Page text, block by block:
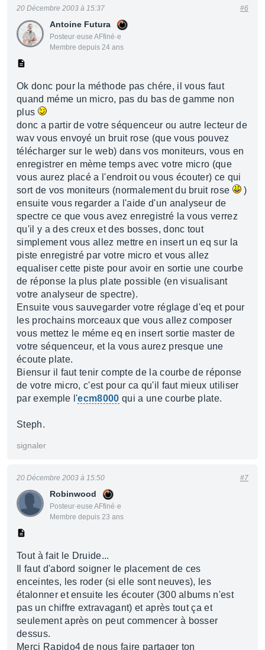
Antoine Futura
Posteur·euse AFfiné·e
Membre depuis 24 ans
20 Décembre 2003 à 15:37 #6
Ok donc pour la méthode pas chére, il vous faut
quand méme un micro, pas du bas de gamme non
plus
donc a partir de votre séquenceur ou autre lecteur de
wav vous envoyé un bruit rose (que vous pouvez
télécharger sur le web) dans vos moniteurs, vous en
enregistrer en mème temps avec votre micro (que
vous aurez placé a l'endroit ou vous écouter) ce qui
sort de vos moniteurs (normalement du bruit rose
)
ensuite vous regarder a l'aide d'un analyseur de
spectre ce que vous avez enregistré la vous verrez
qu'il y a des creux et des bosses, donc tout
simplement vous allez mettre en insert un eq sur la
piste enregistré par votre micro et vous allez
equaliser cette piste pour avoir en sortie une courbe
de réponse la plus plate possible (en visualisant
votre analyseur de spectre).
Ensuite vous sauvegarder votre réglage d'eq et pour
les prochains morceaux que vous allez composer
vous mettez le méme eq en insert sortie master de
votre séquenceur, et la vous aurez presque une
écoute plate.
Biensur il faut tenir compte de la courbe de réponse
de votre micro, c'est pour ca qu'il faut mieux utiliser
par exemple l'ecm8000 qui a une courbe plate.
Steph.
signaler
Robinwood
Posteur·euse AFfiné·e
Membre depuis 23 ans
20 Décembre 2003 à 15:50 #7
Tout à fait le Druide...
Il faut d'abord soigner le placement de ces
enceintes, les roder (si elle sont neuves), les
étalonner et ensuite les écouter (300 albums n'est
pas un chiffre extravagant) et après tout ça et
seulement après on peut commencer à bosser
dessus.
Merci Rapido4 de nous faire partager ton